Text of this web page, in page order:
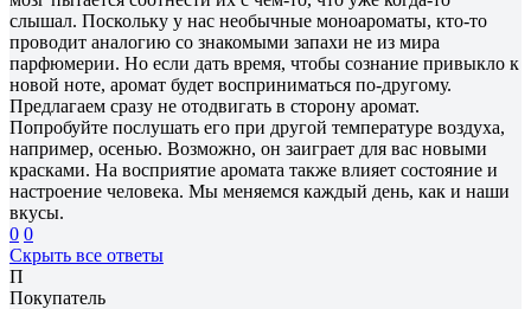
слышал. Поскольку у нас необычные моноароматы, кто-то
проводит аналогию со знакомыми запахи не из мира
парфюмерии. Но если дать время, чтобы сознание привыкло к
новой ноте, аромат будет восприниматься по-другому.
Предлагаем сразу не отодвигать в сторону аромат.
Попробуйте послушать его при другой температуре воздуха,
например, осенью. Возможно, он заиграет для вас новыми
красками. На восприятие аромата также влияет состояние и
настроение человека. Мы меняемся каждый день, как и наши
вкусы.
0 0
Скрыть все ответы
П
Покупатель